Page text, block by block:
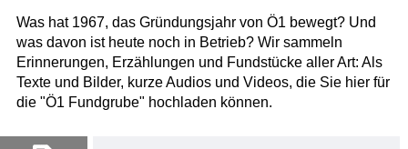
Was hat 1967, das Gründungsjahr von Ö1 bewegt? Und
was davon ist heute noch in Betrieb? Wir sammeln
Erinnerungen, Erzählungen und Fundstücke aller Art: Als
Texte und Bilder, kurze Audios und Videos, die Sie hier für
die "Ö1 Fundgrube" hochladen können.